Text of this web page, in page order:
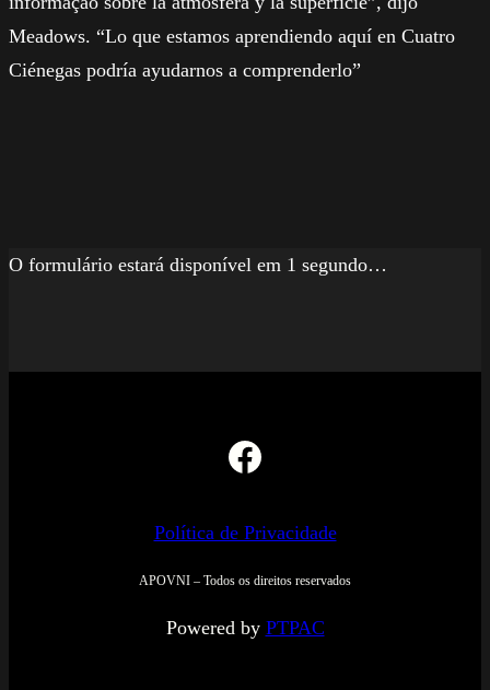
Meadows. “Lo que estamos aprendiendo aquí en Cuatro
Ciénegas podría ayudarnos a comprenderlo”
Deixe um comentário